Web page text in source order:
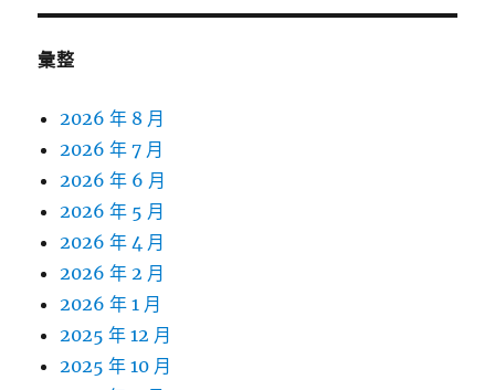
鍵
彙整
2026 年 8 月
2026 年 7 月
2026 年 6 月
2026 年 5 月
2026 年 4 月
2026 年 2 月
2026 年 1 月
2025 年 12 月
2025 年 10 月